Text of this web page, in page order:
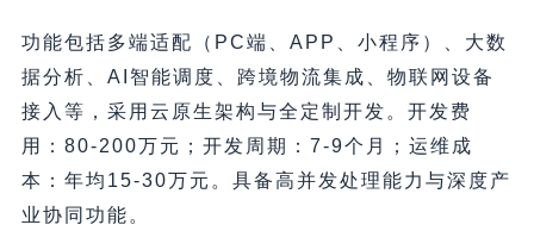
功能包括多端适配（PC端、APP、小程序）、大数
据分析、AI智能调度、跨境物流集成、物联网设备
接入等，采用云原生架构与全定制开发。开发费
用：80-200万元；开发周期：7-9个月；运维成
本：年均15-30万元。具备高并发处理能力与深度产
业协同功能。